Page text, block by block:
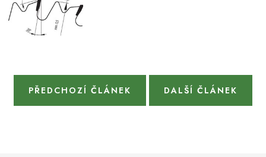
PŘEDCHOZÍ ČLÁNEK DALŠÍ ČLÁNEK